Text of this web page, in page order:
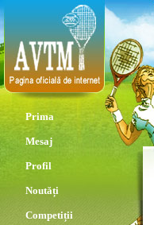
Prima
Mesaj
Profil
Noutăți
Competiții